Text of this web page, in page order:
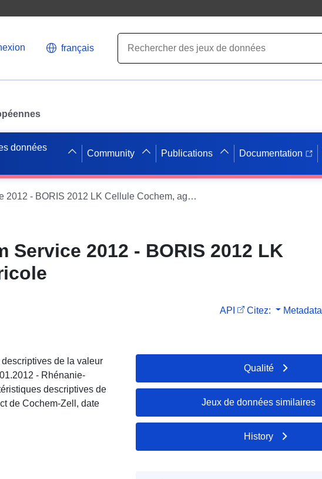
français
données
Community Publications Documentation
BORIS RLP Premium Service 2012 - BORIS 2012 LK Cellule Cochem, agricole
Service 2012 - BORIS 2012 LK
API Citez: Metadata
de la valeur
- Rhénanie-
descriptives de
de Cochem-Zell, date
Qualité
Jeux de données similaires
History